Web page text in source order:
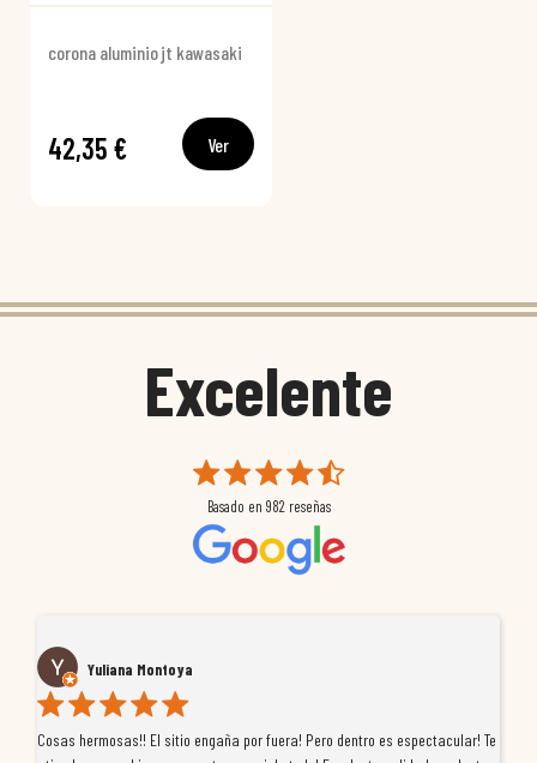
corona aluminio jt kawasaki
42,35 € Ver
Excelente
Basado en 982 reseñas
Yuliana Montoya
Cosas hermosas!! El sitio engaña por fuera! Pero dentro es espectacular! Te